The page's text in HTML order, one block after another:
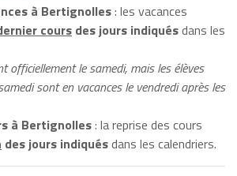
à Bertignolles: les vacances
cours des jours indiquésdans les
officiellement le samedi, mais les élèves
sont en vacances le vendredi après les
à Bertignolles: la reprise des cours
des jours indiquésdans les calendriers.